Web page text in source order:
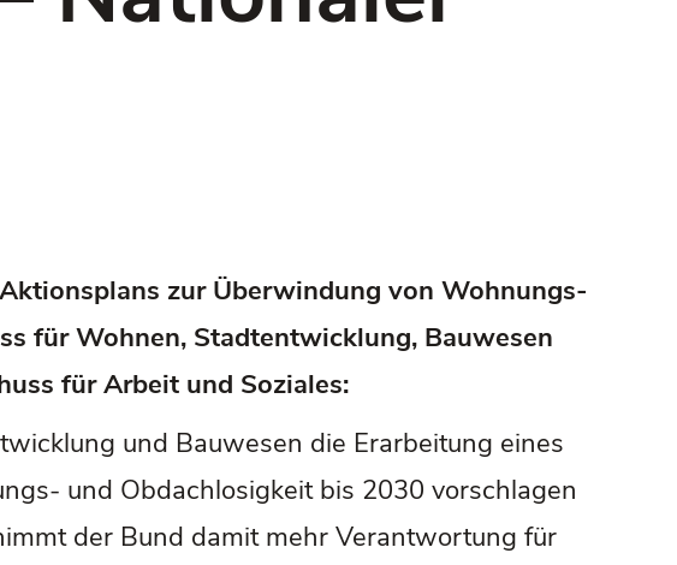
zur Überwindung von Wohnungs-
für Wohnen, Stadtentwicklung, Bauwesen
für Arbeit und Soziales:
und Bauwesen die Erarbeitung eines
und Obdachlosigkeit bis 2030 vorschlagen
der Bund damit mehr Verantwortung für